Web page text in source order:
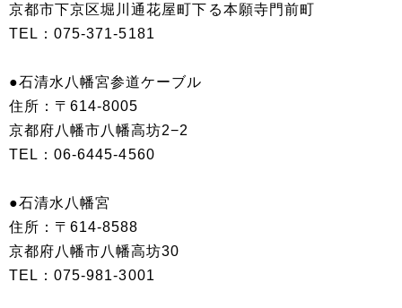
京都市下京区堀川通花屋町下る本願寺門前町
TEL：075‐371‐5181
●石清水八幡宮参道ケーブル
住所：〒614-8005
京都府八幡市八幡高坊2−2
TEL：06-6445-4560
●石清水八幡宮
住所：〒614-8588
京都府八幡市八幡高坊30
TEL：075-981-3001